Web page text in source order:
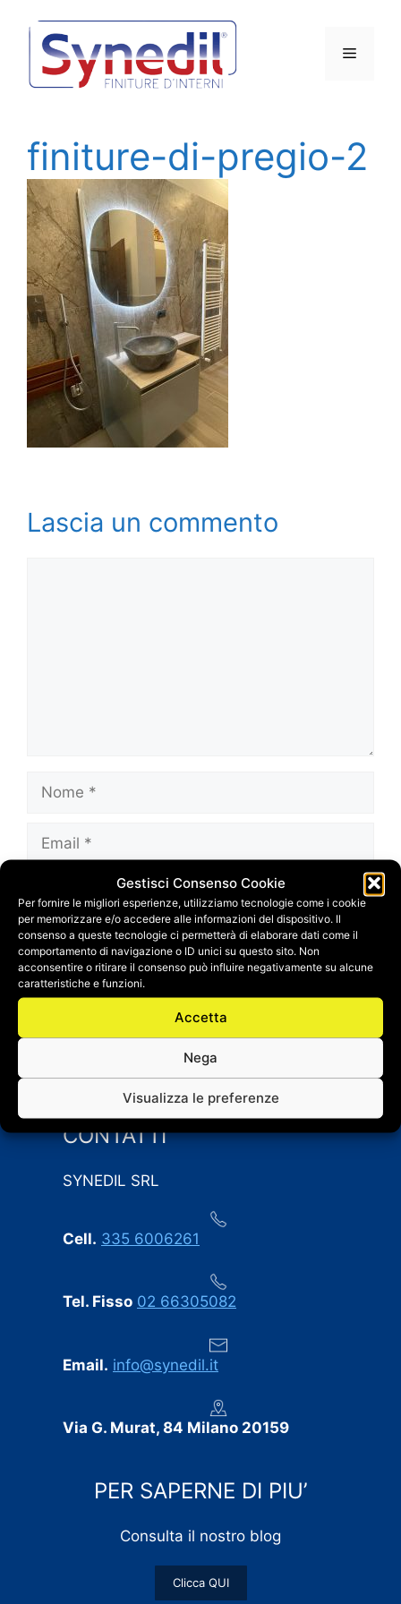
Gestisci Consenso Cookie
Per fornire le migliori esperienze, utilizziamo tecnologie come i cookie
per memorizzare e/o accedere alle informazioni del dispositivo. Il
consenso a queste tecnologie ci permetterà di elaborare dati come il
comportamento di navigazione o ID unici su questo sito. Non
acconsentire o ritirare il consenso può influire negativamente su alcune
caratteristiche e funzioni.
Accetta
Nega
Visualizza le preferenze
contenuto
Menu
finiture-di-pregio-2
Lascia un commento
Nome
Email
web
Salva il mio nome, email e sito web in questo
browser per la prossima volta che
commento.
CONTATTI
SYNEDIL SRL
Cell. 335 6006261
Tel. Fisso 02 66305082
Email. info@synedil.it
Via G. Murat, 84 Milano 20159
PER SAPERNE DI PIU’
Consulta il nostro blog
Clicca QUI